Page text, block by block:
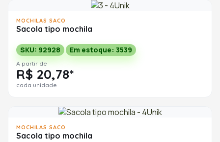
MOCHILAS SACO
Sacola tipo mochila
SKU: 92928 Em estoque: 3539
A partir de
R$ 20,78*
cada unidade
MOCHILAS SACO
Sacola tipo mochila